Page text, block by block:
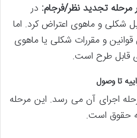
مرحله تجدید نظر/فرجام: در
شکلی و ماهوی اعتراض کرد. اما
و مقررات شکلی یا ماهوی
قابل طرح است.
اجرای آن می رسد. این مرحله
حقوق است.